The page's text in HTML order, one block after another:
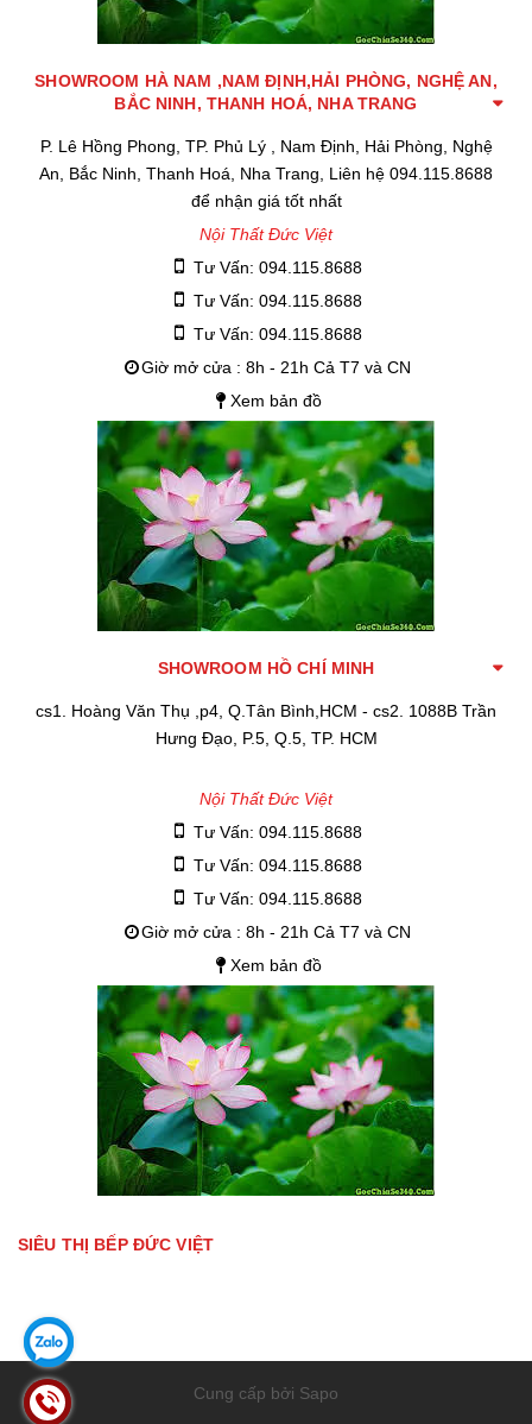
SHOWROOM HÀ NAM ,NAM ĐỊNH,HẢI PHÒNG, NGHỆ AN,
BẮC NINH, THANH HOÁ, NHA TRANG
P. Lê Hồng Phong, TP. Phủ Lý , Nam Định, Hải Phòng, Nghệ
An, Bắc Ninh, Thanh Hoá, Nha Trang, Liên hệ 094.115.8688
để nhận giá tốt nhất
Nội Thất Đức Việt
Tư Vấn: 094.115.8688
Tư Vấn: 094.115.8688
Tư Vấn: 094.115.8688
Giờ mở cửa : 8h - 21h Cả T7 và CN
Xem bản đồ
SHOWROOM HỒ CHÍ MINH
cs1. Hoàng Văn Thụ ,p4, Q.Tân Bình,HCM - cs2. 1088B Trần
Hưng Đạo, P.5, Q.5, TP. HCM
Nội Thất Đức Việt
Tư Vấn: 094.115.8688
Tư Vấn: 094.115.8688
Tư Vấn: 094.115.8688
Giờ mở cửa : 8h - 21h Cả T7 và CN
Xem bản đồ
SIÊU THỊ BẾP ĐỨC VIỆT
Cung cấp bởi Sapo